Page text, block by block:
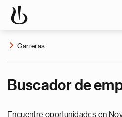
Carreras
Buscador de
Encuentre oportunidades en